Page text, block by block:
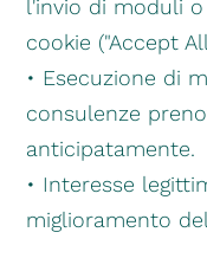
l'invio di moduli
cookie ("Accept
• Esecuzione di
consulenze
anticipatamente.
• Interesse
miglioramento